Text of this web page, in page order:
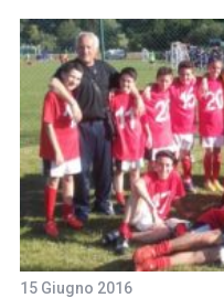
15 Giugno 2016